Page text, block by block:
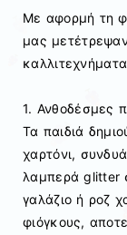
Με αφορμή τη
μας
1. Ανθοδέσμες
Τα παιδιά
χαρτόνι,
λαμπερά glitter
γαλάζιο ή ροζ
φιόγκους,